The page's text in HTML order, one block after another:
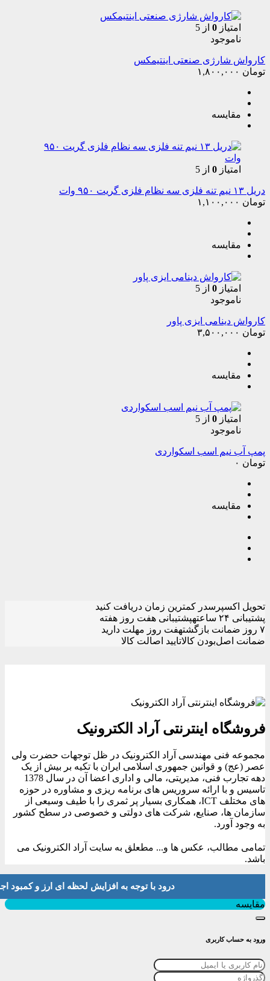
امتیاز 0 از 5
ناموجود
کارواش شارژی صنعتی اینتیمکس
تومان
مقایسه
امتیاز 0 از 5
دریل ۱۳ نیم تنه فلزی سه نظام فلزی گریت ۹۵۰ وات
تومان
مقایسه
امتیاز 0 از 5
ناموجود
کارواش دینامی ایزی پاور
تومان
مقایسه
امتیاز 0 از 5
ناموجود
پمپ آب نیم اسب اسکواردی
تومان
مقایسه
تحویل اکسپرسدر کمترین زمان دریافت کنید
پشتیبانی ۲۴ ساعته
پشتیبانی هفت روز هفته
۷ روز ضمانت بازگشت
هفت روز مهلت دارید
ضمانت اصل‌بودن کالاتایید اصالت کالا
فروشگاه اینترنتی آراد الکترونیک
مجموعه فنی مهندسی آراد الکترونیک در ظل توجهات حضرت ولی
عصر (عج) و قوانین جمهوری اسلامی ایران با تکیه بر بیش از یک
دهه تجارب فنی، مدیریتی، مالی و اداری اعضا آن در سال 1378
تاسیس و با ارائه سروریس های برنامه ریزی و مشاوره در حوزه
های مختلف ICT، همکاری بسیار پر ثمری را با طیف وسیعی از
سازمان ها، صنایع، شرکت های دولتی و خصوصی در سطح کشور
به وجود آورد.
تمامی مطالب، عکس ها و... مطعلق به سایت آراد الکترونیک می
باشد.
درود با توجه به افزایش لحظه ای ارز و کمبود اجناس لطفا موجودی
مقایسه
ورود به حساب کاربری